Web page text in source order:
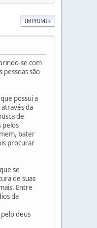
IMPRIMIR
se com
são
possui a
da
de
pelos
bater
procurar
se
de suas
Entre
da
deus